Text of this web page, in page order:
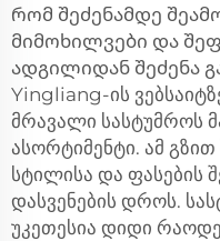
რომ შეძენამდე
მიმოხილვები და
ადგილიდან შეძენა
Yingliang-ის
მრავალი სასტუმროს
ასორტიმენტი. ამ
სტილისა და ფასების
დასვენების დროს.
უკეთესია დიდი